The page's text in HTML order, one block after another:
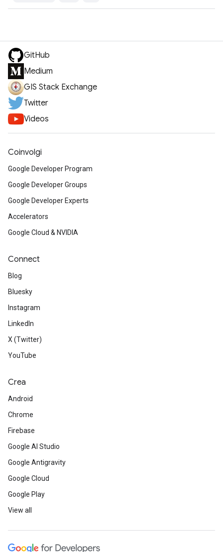
GitHub
Medium
GIS Stack Exchange
Twitter
Videos
Coinvolgi
Google Developer Program
Google Developer Groups
Google Developer Experts
Accelerators
Google Cloud & NVIDIA
Connect
Blog
Bluesky
Instagram
LinkedIn
X (Twitter)
YouTube
Crea
Android
Chrome
Firebase
Google AI Studio
Google Antigravity
Google Cloud
Google Play
View all